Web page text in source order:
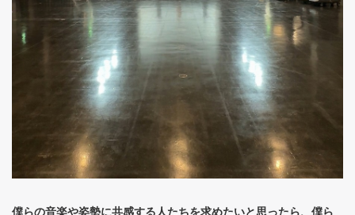
僕らの音楽や姿勢に共感する人たちを求めたいと思ったら、僕ら